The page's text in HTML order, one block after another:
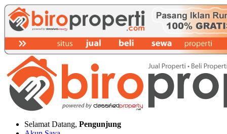
Selamat Datang, Pengunjung